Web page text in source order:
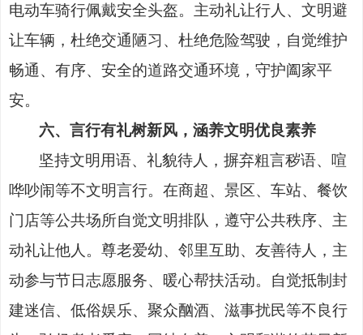
电动车骑行佩戴安全头盔。主动礼让行人、文明避
让车辆，杜绝交通陋习、杜绝危险驾驶，自觉维护
畅通、有序、安全的道路交通环境，守护阖家平
安。
六、言行有礼树新风，涵养文明优良素养
坚持文明用语、礼貌待人，摒弃粗言秽语、喧
哗吵闹等不文明言行。在商超、景区、车站、餐饮
门店等公共场所自觉文明排队，遵守公共秩序、主
动礼让他人。尊老爱幼、邻里互助、友善待人，主
动参与节日志愿服务、暖心帮扶活动。自觉抵制封
建迷信、低俗娱乐、聚众酗酒、滋事扰民等不良行